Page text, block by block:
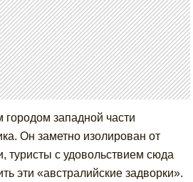
западной части
Он заметно изолирован от
туристы с удовольствием сюда
эти «австралийские задворки».